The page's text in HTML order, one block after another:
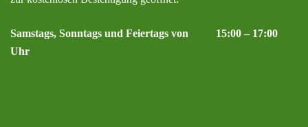
Samstags, Sonntags und Feiertags von 15:00 – 17:00
Uhr